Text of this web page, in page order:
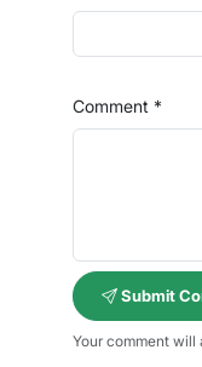
Comment *
Submit
Your comment will